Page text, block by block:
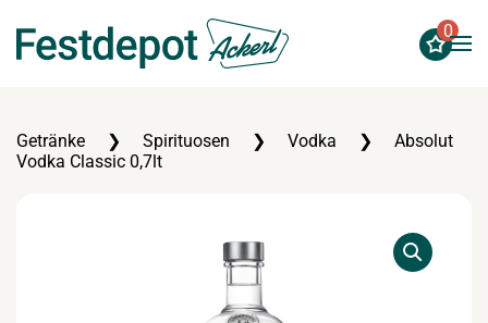
Zum Hauptinhalt springen
0
Getränke Spirituosen Vodka
Absolut
Vodka Classic 0,7lt